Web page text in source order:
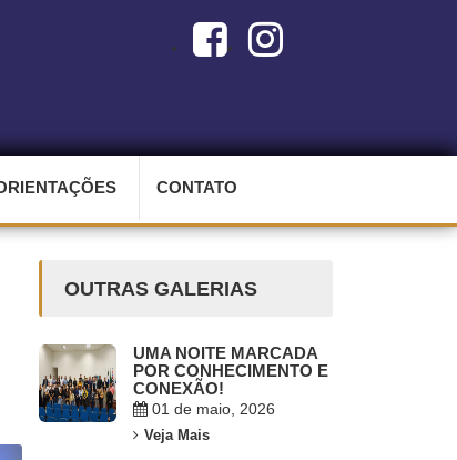
CONTATO
OUTRAS GALERIAS
UMA NOITE MARCADA
POR CONHECIMENTO E
CONEXÃO!
01 de maio, 2026
Veja Mais